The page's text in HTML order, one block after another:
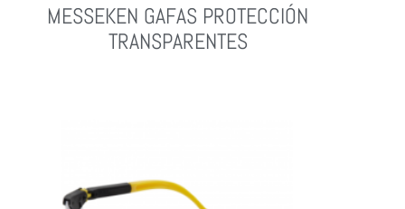
MESSEKEN GAFAS PROTECCIÓN
TRANSPARENTES